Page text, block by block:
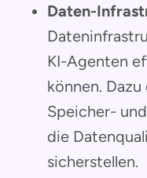
Daten-
KI-Agenten
können.
Speicher-
die
sicherstellen.